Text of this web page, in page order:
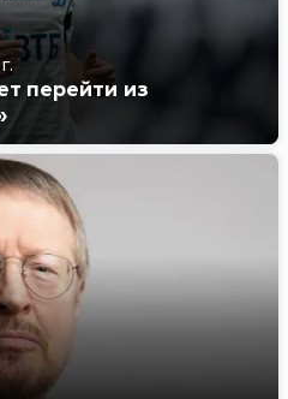
перейти из